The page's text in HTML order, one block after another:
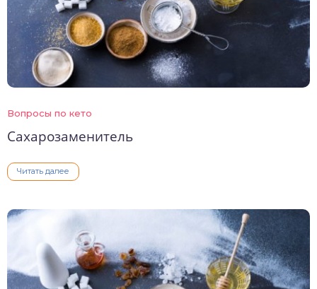
Вопросы по кето
Сахарозаменитель
Читать далее